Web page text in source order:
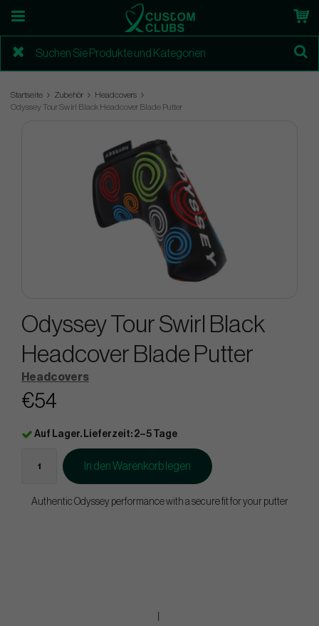
Startseite Zubehör
Headcovers
Odyssey Tour Swirl Black Headcover Blade Putter
Odyssey Tour Swirl Black
Headcover Blade Putter
Headcovers
€54
Auf Lager. Lieferzeit: 2–5 Tage
In den Warenkorb legen
Authentic Odyssey performance with a secure fit for your putter